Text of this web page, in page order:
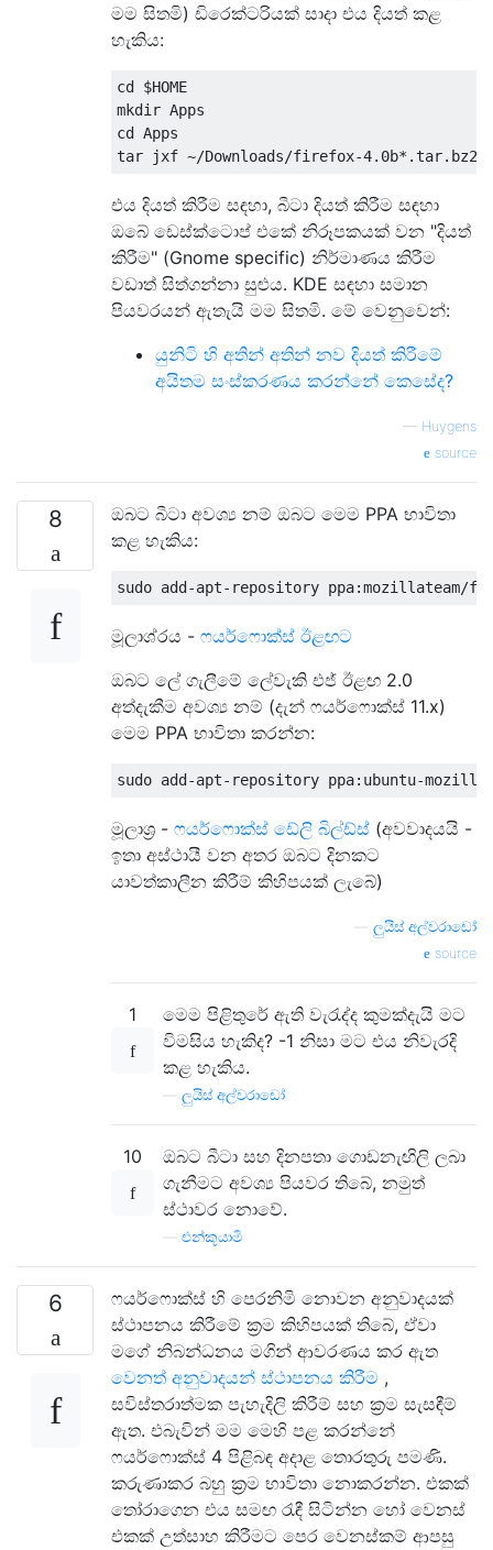
මම සිතමි) ඩිරෙක්ටරියක් සාදා එය දියත් කළ
හැකිය:
cd $HOME
mkdir Apps
cd Apps
එය දියත් කිරීම සඳහා, බීටා දියත් කිරීම සඳහා
ඔබේ ඩෙස්ක්ටොප් එකේ නිරූපකයක් වන "දියත්
කිරීම" (Gnome specific) නිර්මාණය කිරීම
වඩාත් සිත්ගන්නා සුළුය. KDE සඳහා සමාන
පියවරයන් ඇතැයි මම සිතමි. මේ වෙනුවෙන්:
යුනිටි හි අතින් අතින් නව දියත් කිරීමේ
අයිතම සංස්කරණය කරන්නේ කෙසේද?
— Huygens
source
8
ඔබට බීටා අවශ්‍ය නම් ඔබට මෙම PPA භාවිතා
කළ හැකිය:
මූලාශ්රය - ෆයර්ෆොක්ස් ඊළඟට
ඔබට ලේ ගැලීමේ ලේවැකි එජ් ඊළඟ 2.0
අත්දැකීම අවශ්‍ය නම් (දැන් ෆයර්ෆොක්ස් 11.x)
මෙම PPA භාවිතා කරන්න:
මූලාශ්‍ර - ෆයර්ෆොක්ස් ඩේලි බිල්ඩ්ස් (අවවාදයයි -
ඉතා අස්ථායී වන අතර ඔබට දිනකට
යාවත්කාලීන කිරීම් කිහිපයක් ලැබේ)
ලුයිස් අල්වරාඩෝ
source
1
මෙම පිළිතුරේ ඇති වැරැද්ද කුමක්දැයි මට
විමසිය හැකිද? -1 නිසා මට එය නිවැරදි
කළ හැකිය.
ලුයිස් අල්වරාඩෝ
10
ඔබට බීටා සහ දිනපතා ගොඩනැඟිලි ලබා
ගැනීමට අවශ්‍ය පියවර තිබේ, නමුත්
ස්ථාවර නොවේ.
එන්කූයාමි
6
ෆයර්ෆොක්ස් හි පෙරනිමි නොවන අනුවාදයක්
ස්ථාපනය කිරීමේ ක්‍රම කිහිපයක් තිබේ, ඒවා
මගේ නිබන්ධනය මගින් ආවරණය කර ඇත
වෙනත් අනුවාදයන් ස්ථාපනය කිරීම ,
සවිස්තරාත්මක පැහැදිලි කිරීම් සහ ක්‍රම සැසඳීම්
ඇත. එබැවින් මම මෙහි පළ කරන්නේ
ෆයර්ෆොක්ස් 4 පිළිබඳ අදාළ තොරතුරු පමණි.
කරුණාකර බහු ක්‍රම භාවිතා නොකරන්න. එකක්
තෝරාගෙන එය සමඟ රැඳී සිටින්න හෝ වෙනස්
එකක් උත්සාහ කිරීමට පෙර වෙනස්කම් ආපසු